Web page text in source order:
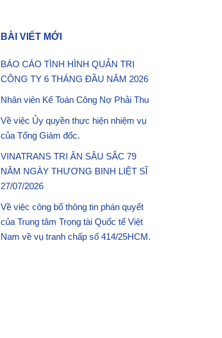
BÀI VIẾT MỚI
BÁO CÁO TÌNH HÌNH QUẢN TRỊ
CÔNG TY 6 THÁNG ĐẦU NĂM 2026
Nhân viên Kế Toán Công Nợ Phải Thu
Về việc Ủy quyền thực hiện nhiệm vụ
của Tổng Giám đốc.
VINATRANS TRI ÂN SÂU SẮC 79
NĂM NGÀY THƯƠNG BINH LIỆT SĨ
27/07/2026
Về việc công bố thông tin phán quyết
của Trung tâm Trọng tài Quốc tế Việt
Nam về vụ tranh chấp số 414/25HCM.